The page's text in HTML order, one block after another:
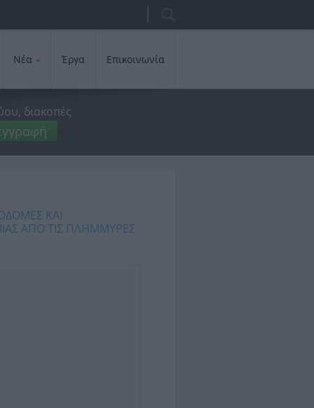
Φόρμα
αναζήτησης
Νέα Έργα Επικοινωνία
διακοπές
ΚΑΙ
ΑΠΟ ΤΙΣ ΠΛΗΜΜΥΡΕΣ